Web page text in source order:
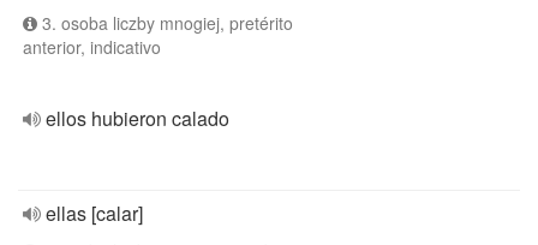
3. osoba liczby mnogiej, pretérito
anterior, indicativo
ellos hubieron calado
ellas [calar]